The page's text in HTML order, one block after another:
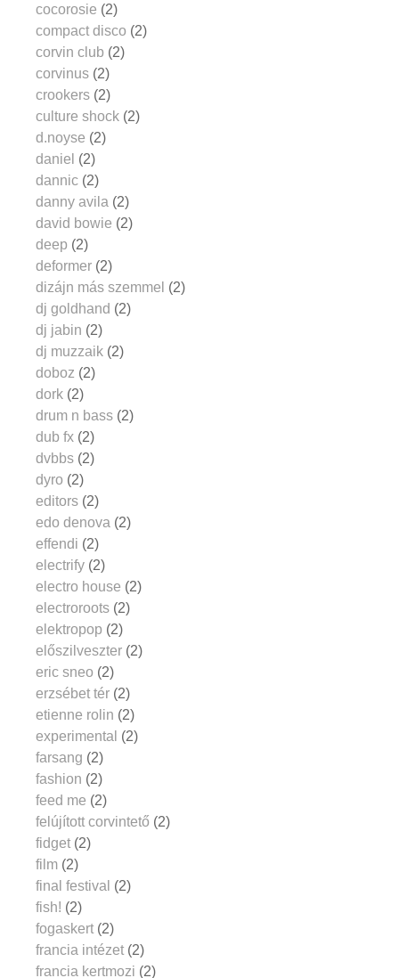
cocorosie (2)
compact disco (2)
corvin club (2)
corvinus (2)
crookers (2)
culture shock (2)
d.noyse (2)
daniel (2)
dannic (2)
danny avila (2)
david bowie (2)
deep (2)
deformer (2)
dizájn más szemmel (2)
dj goldhand (2)
dj jabin (2)
dj muzzaik (2)
doboz (2)
dork (2)
drum n bass (2)
dub fx (2)
dvbbs (2)
dyro (2)
editors (2)
edo denova (2)
effendi (2)
electrify (2)
electro house (2)
electroroots (2)
elektropop (2)
előszilveszter (2)
eric sneo (2)
erzsébet tér (2)
etienne rolin (2)
experimental (2)
farsang (2)
fashion (2)
feed me (2)
felújított corvintető (2)
fidget (2)
film (2)
final festival (2)
fish! (2)
fogaskert (2)
francia intézet (2)
francia kertmozi (2)